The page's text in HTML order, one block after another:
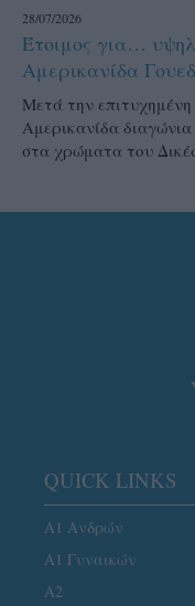
28/07/2026
Έτοιμος για…
Αμερικανίδα
Μετά την
Αμερικανίδα διαγώνια
στα χρώματα του
QUICK LINKS
Α1 Ανδρών
Α1 Γυναικών
A2